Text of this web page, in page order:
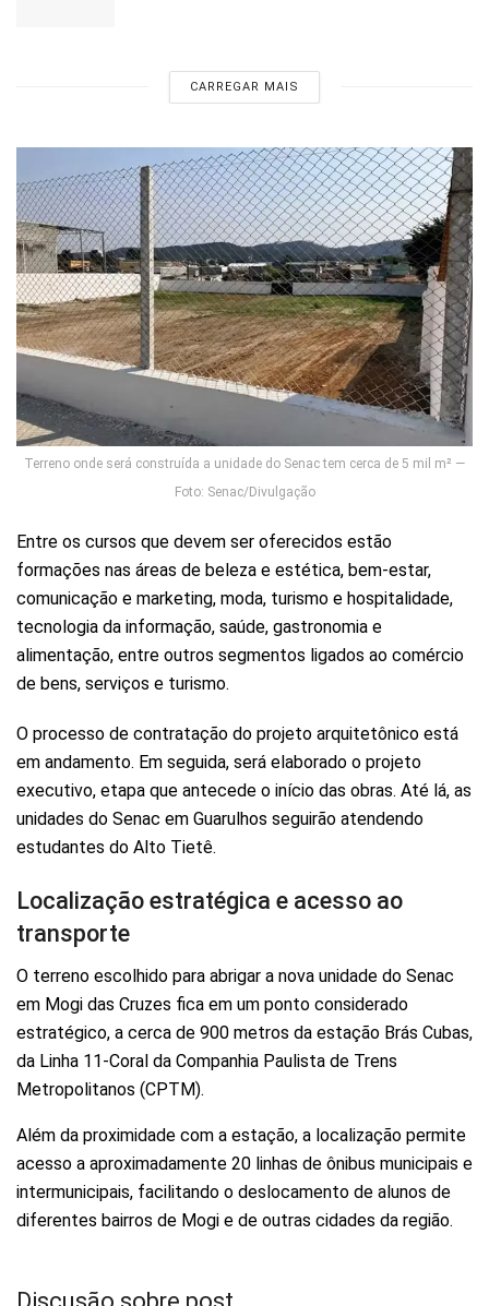
CARREGAR MAIS
Terreno onde será construída a unidade do Senac tem cerca de 5 mil m² —
Foto: Senac/Divulgação
Entre os cursos que devem ser oferecidos estão
formações nas áreas de beleza e estética, bem-estar,
comunicação e marketing, moda, turismo e hospitalidade,
tecnologia da informação, saúde, gastronomia e
alimentação, entre outros segmentos ligados ao comércio
de bens, serviços e turismo.
O processo de contratação do projeto arquitetônico está
em andamento. Em seguida, será elaborado o projeto
executivo, etapa que antecede o início das obras. Até lá, as
unidades do Senac em Guarulhos seguirão atendendo
estudantes do Alto Tietê.
Localização estratégica e acesso ao
transporte
O terreno escolhido para abrigar a nova unidade do Senac
em Mogi das Cruzes fica em um ponto considerado
estratégico, a cerca de 900 metros da estação Brás Cubas,
da Linha 11-Coral da Companhia Paulista de Trens
Metropolitanos (CPTM).
Além da proximidade com a estação, a localização permite
acesso a aproximadamente 20 linhas de ônibus municipais e
intermunicipais, facilitando o deslocamento de alunos de
diferentes bairros de Mogi e de outras cidades da região.